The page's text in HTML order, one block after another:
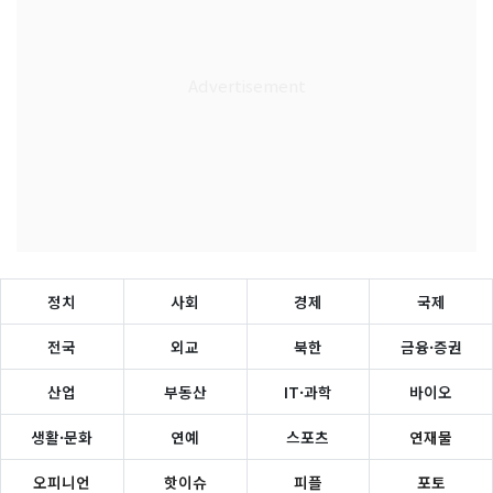
정치 사회 경제 국제
전국 외교 북한 금융·증권
산업 부동산 IT·과학 바이오
생활·문화 연예 스포츠 연재물
오피니언 핫이슈 피플 포토